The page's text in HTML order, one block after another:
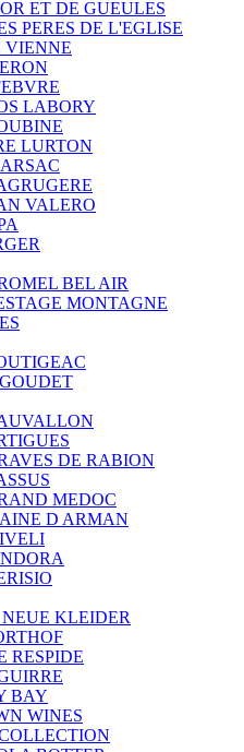
ET DE GUEULES
PERES DE L'EGLISE
VIENNE
LABORY
LURTON
VALERO
BEL AIR
MONTAGNE
DE RABION
MEDOC
D ARMAN
KLEIDER
RESPIDE
BAY
WINES